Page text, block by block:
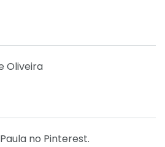
Oliveira
no Pinterest.